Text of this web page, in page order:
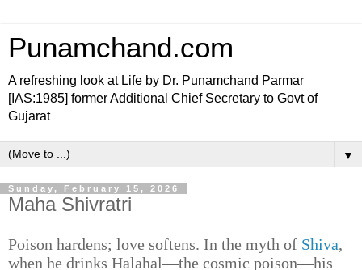
Punamchand.com
A refreshing look at Life by Dr. Punamchand Parmar
[IAS:1985] former Additional Chief Secretary to Govt of
Gujarat
▼
Sunday, February 15, 2026
Maha Shivratri
Poison hardens; love softens. In the myth of Shiva,
when he drinks Halahal—the cosmic poison—his